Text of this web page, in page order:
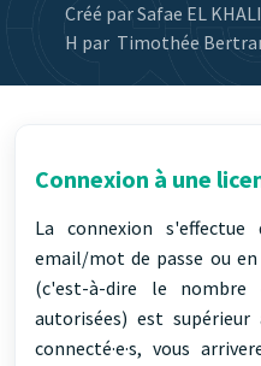
Créé par Safae EL
H par Timothée
Connexion à une
La connexion s'effectue
email/mot de passe ou en
(c'est-à-dire le nombre
autorisées) est supérieur
connecté·e·s, vous